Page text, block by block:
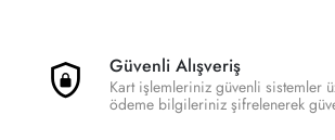
Güvenli Alışveriş
Kart işlemleriniz güvenli sistemler
ödeme bilgileriniz şifrelenerek